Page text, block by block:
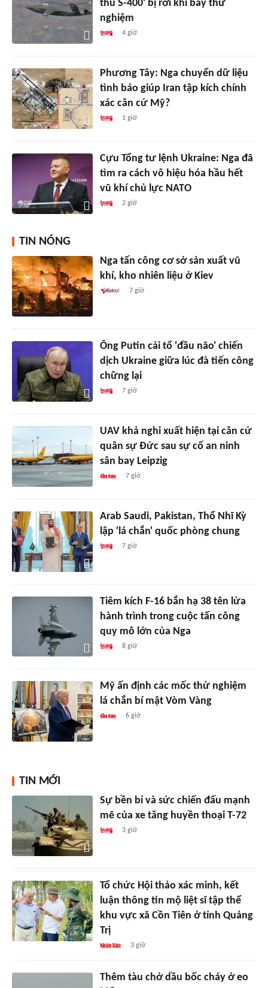
thủ S-400' bị rơi khi bay thử
nghiệm
4 giờ
Phương Tây: Nga chuyển dữ liệu
tình báo giúp Iran tập kích chính
xác căn cứ Mỹ?
1 giờ
Cựu Tổng tư lệnh Ukraine: Nga đã
tìm ra cách vô hiệu hóa hầu hết
vũ khí chủ lực NATO
2 giờ
TIN NÓNG
Nga tấn công cơ sở sản xuất vũ
khí, kho nhiên liệu ở Kiev
7 giờ
Ông Putin cải tổ 'đầu não' chiến
dịch Ukraine giữa lúc đà tiến công
chững lại
7 giờ
UAV khả nghi xuất hiện tại căn cứ
quân sự Đức sau sự cố an ninh
sân bay Leipzig
7 giờ
Arab Saudi, Pakistan, Thổ Nhĩ Kỳ
lập 'lá chắn' quốc phòng chung
7 giờ
Tiêm kích F-16 bắn hạ 38 tên lửa
hành trình trong cuộc tấn công
quy mô lớn của Nga
8 giờ
Mỹ ấn định các mốc thử nghiệm
lá chắn bí mật Vòm Vàng
6 giờ
TIN MỚI
Sự bền bỉ và sức chiến đấu mạnh
mẽ của xe tăng huyền thoại T-72
3 giờ
Tổ chức Hội thảo xác minh, kết
luận thông tin mộ liệt sĩ tập thể
khu vực xã Cồn Tiên ở tỉnh Quảng
Trị
3 giờ
Thêm tàu chở dầu bốc cháy ở eo